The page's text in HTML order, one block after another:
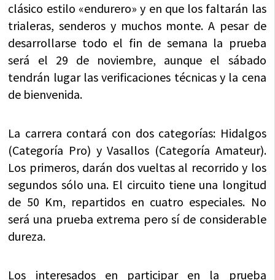
clásico estilo «endurero» y en que los faltarán las
trialeras, senderos y muchos monte. A pesar de
desarrollarse todo el fin de semana la prueba
será el 29 de noviembre, aunque el sábado
tendrán lugar las verificaciones técnicas y la cena
de bienvenida.
La carrera contará con dos categorías: Hidalgos
(Categoría Pro) y Vasallos (Categoría Amateur).
Los primeros, darán dos vueltas al recorrido y los
segundos sólo una. El circuito tiene una longitud
de 50 Km, repartidos en cuatro especiales. No
será una prueba extrema pero sí de considerable
dureza.
Los interesados en participar en la prueba